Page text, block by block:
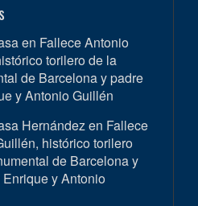
en Fallece Antonio
torilero de la
de Barcelona y padre
y Antonio Guillén
Hernández en Fallece
histórico torilero
de Barcelona y
y Antonio